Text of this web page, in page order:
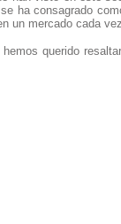
ha consagrado
un mercado cada
querido